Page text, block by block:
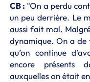
CB : "On a perdu
un peu derrière. Le
aussi fait mal.
dynamique. On a
qu’on continue
encore présents
auxquelles on était